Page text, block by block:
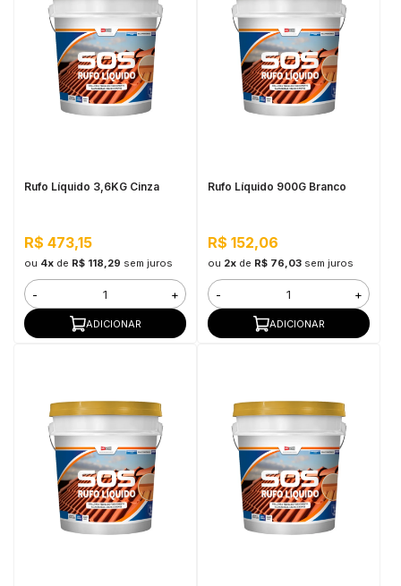
Rufo Líquido 3,6KG Cinza
R$ 473,15
ou 4xde R$ 118,29 sem juros
- +
ADICIONAR
Rufo Líquido 900G Branco
R$ 152,06
ou 2xde R$ 76,03 sem juros
- +
ADICIONAR